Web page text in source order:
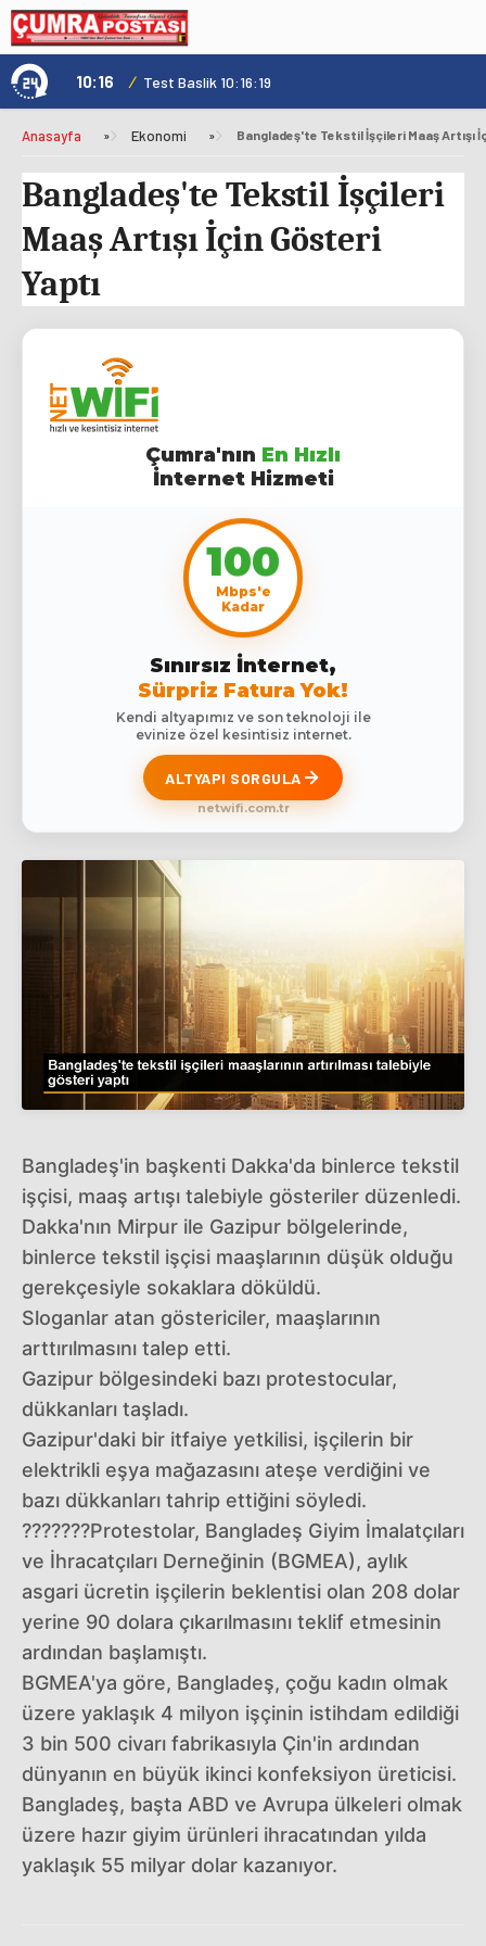
10:16 / Test Baslik 10:16:19
Anasayfa » Ekonomi » Bangladeş'te Tekstil İşçileri Maaş Artışı
Bangladeş'te Tekstil İşçileri
Maaş Artışı İçin Gösteri
Yaptı
Çumra'nın En Hızlı
İnternet Hizmeti
100
Mbps'e
Kadar
Sınırsız İnternet,
Sürpriz Fatura Yok!
Kendi altyapımız ve son teknoloji ile
evinize özel kesintisiz internet.
ALTYAPI SORGULA
netwifi.com.tr
Bangladeş'in başkenti Dakka'da binlerce tekstil
işçisi, maaş artışı talebiyle gösteriler düzenledi.
Dakka'nın Mirpur ile Gazipur bölgelerinde,
binlerce tekstil işçisi maaşlarının düşük olduğu
gerekçesiyle sokaklara döküldü.
Sloganlar atan göstericiler, maaşlarının
arttırılmasını talep etti.
Gazipur bölgesindeki bazı protestocular,
dükkanları taşladı.
Gazipur'daki bir itfaiye yetkilisi, işçilerin bir
elektrikli eşya mağazasını ateşe verdiğini ve
bazı dükkanları tahrip ettiğini söyledi.
???????Protestolar, Bangladeş Giyim İmalatçıları
ve İhracatçıları Derneğinin (BGMEA), aylık
asgari ücretin işçilerin beklentisi olan 208 dolar
yerine 90 dolara çıkarılmasını teklif etmesinin
ardından başlamıştı.
BGMEA'ya göre, Bangladeş, çoğu kadın olmak
üzere yaklaşık 4 milyon işçinin istihdam edildiği
3 bin 500 civarı fabrikasıyla Çin'in ardından
dünyanın en büyük ikinci konfeksiyon üreticisi.
Bangladeş, başta ABD ve Avrupa ülkeleri olmak
üzere hazır giyim ürünleri ihracatından yılda
yaklaşık 55 milyar dolar kazanıyor.